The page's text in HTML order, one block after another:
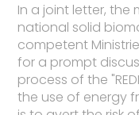
In a joint letter, the
national solid
competent
for a prompt
process of the
the use of energy